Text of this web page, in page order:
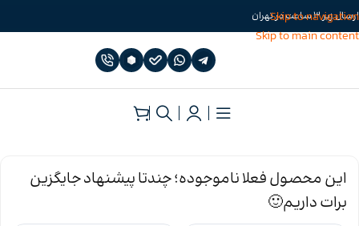
Skip to navigation
Skip to main content
ارسال زیر 3 ساعت در تهران
سالت نیکوتین نستی
این محصول فعلا ناموجوده؛ چندتا پیشنهاد جایگزین
برات داریم🙂